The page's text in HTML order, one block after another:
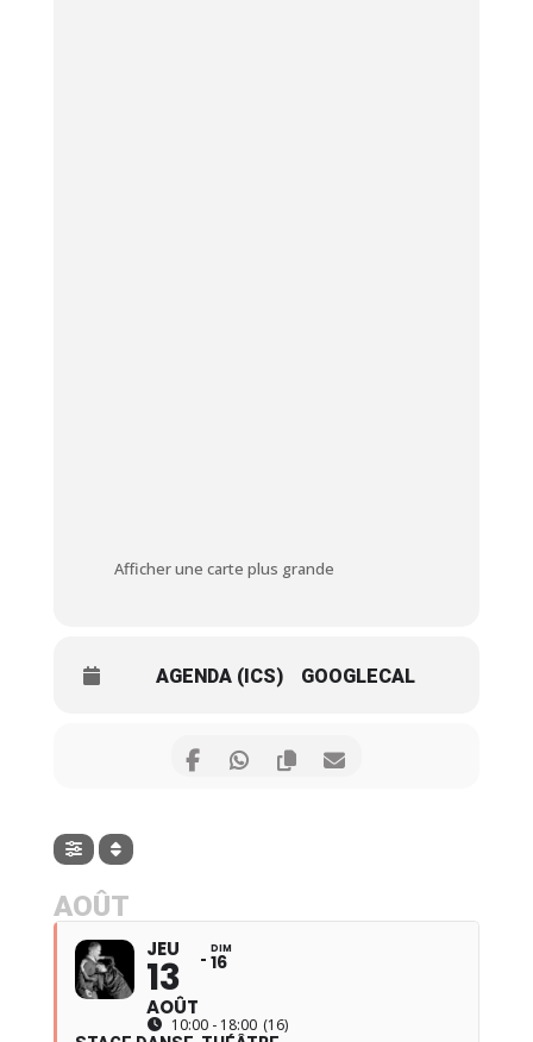
Afficher une carte plus grande
AGENDA (ICS) GOOGLECAL
AOÛT
JEU
13
AOÛT
DIM
16
10:00 - 18:00 (16)